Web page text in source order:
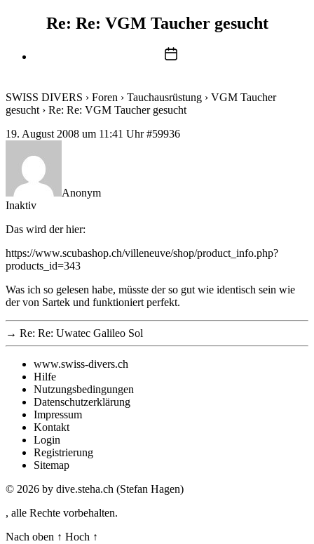
Re: Re: VGM Taucher gesucht
Beitragsdatum
SWISS DIVERS › Foren › Tauchausrüstung › VGM Taucher
gesucht › Re: Re: VGM Taucher gesucht
19. August 2008 um 11:41 Uhr #59936
Anonym
Inaktiv
Das wird der hier:
https://www.scubashop.ch/villeneuve/shop/product_info.php?
products_id=343
Was ich so gelesen habe, müsste der so gut wie identisch sein wie
der von Sartek und funktioniert perfekt.
→ Re: Re: Uwatec Galileo Sol
www.swiss-divers.ch
Hilfe
Nutzungsbedingungen
Datenschutzerklärung
Impressum
Kontakt
Login
Registrierung
Sitemap
© 2026 by dive.steha.ch (Stefan Hagen)
, alle Rechte vorbehalten.
Nach oben ↑ Hoch ↑